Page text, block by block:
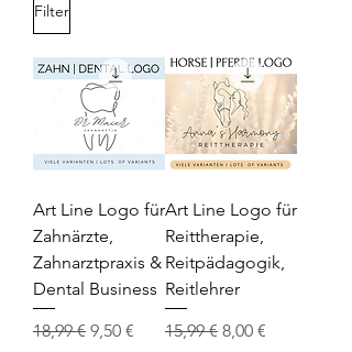
Filter
Art Line Logo für
Zahnärzte,
Zahnarztpraxis &
Dental Business
Regular Price
18,99 € Sale Price
9,50 €
Art Line Logo für
Reittherapie,
Reitpädagogik,
Reitlehrer
Regular Price
15,99 € Sale Price
8,00 €